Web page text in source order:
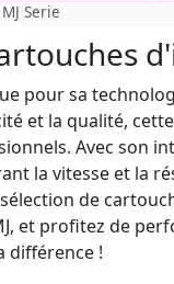
Serie
pour sa
et la qualité,
Avec son
la vitesse et la
de
et profitez de
différence !